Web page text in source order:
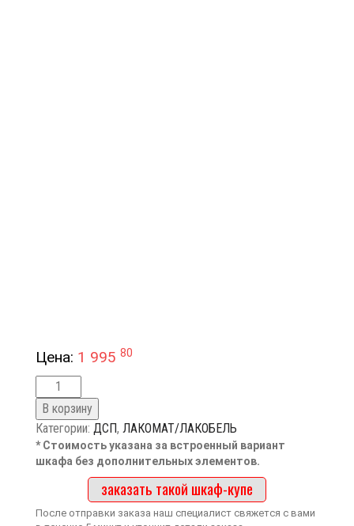
Цена: 1 99580
В корзину
Категории:ДСП,ЛАКОМАТ/ЛАКОБЕЛЬ
* Стоимость указана за встроенный вариант
шкафа без дополнительных элементов.
заказать такой шкаф-купе
После отправки заказа наш специалист свяжется с вами